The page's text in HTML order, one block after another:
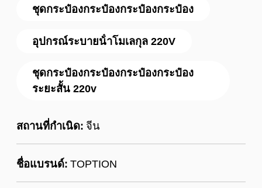
ชุดกระป๋องกระป๋องกระป๋องกระป๋อง
อุปกรณ์ระบายน้ําโมเลกุล 220V
ชุดกระป๋องกระป๋องกระป๋องกระป๋อง
ระยะสั้น 220v
สถานที่กำเนิด: จีน
ชื่อแบรนด์: TOPTION